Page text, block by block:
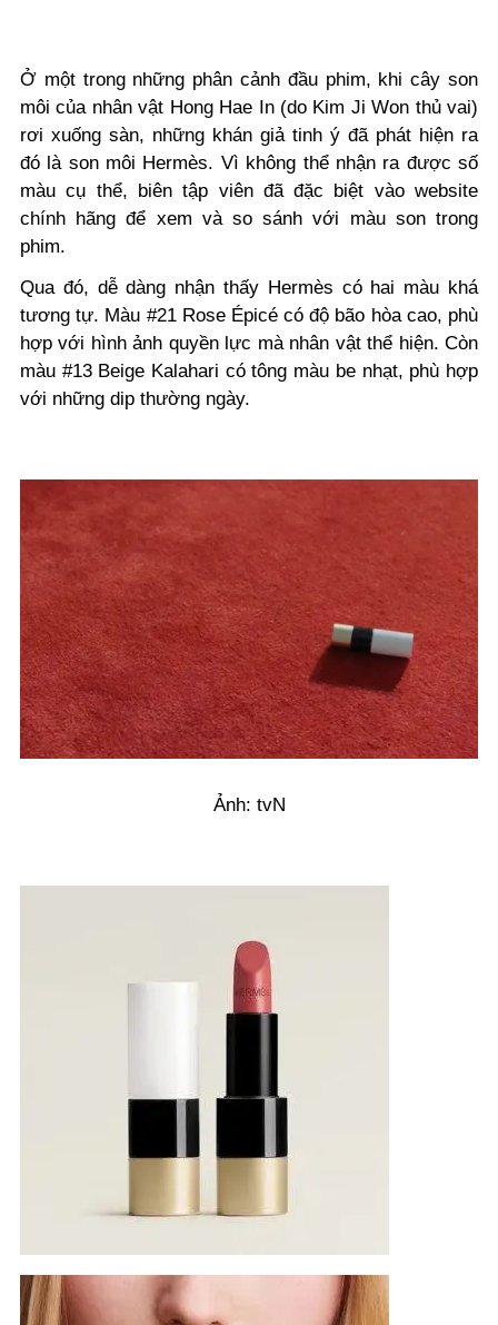
Ở một trong những phân cảnh đầu phim, khi cây son
môi của nhân vật Hong Hae In (do Kim Ji Won thủ vai)
rơi xuống sàn, những khán giả tinh ý đã phát hiện ra
đó là son môi Hermès. Vì không thể nhận ra được số
màu cụ thể, biên tập viên đã đặc biệt vào website
chính hãng để xem và so sánh với màu son trong
phim.
Qua đó, dễ dàng nhận thấy Hermès có hai màu khá
tương tự. Màu #21 Rose Épicé có độ bão hòa cao, phù
hợp với hình ảnh quyền lực mà nhân vật thể hiện. Còn
màu #13 Beige Kalahari có tông màu be nhạt, phù hợp
với những dip thường ngày.
Ảnh: tvN